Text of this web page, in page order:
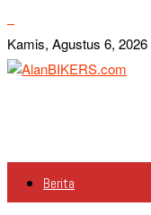
Kamis, Agustus 6, 2026
Berita